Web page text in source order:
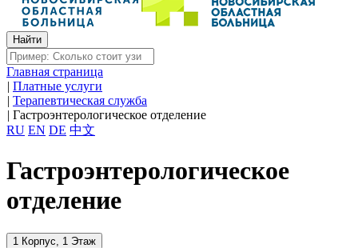
Главная страница
| Платные услуги
| Терапевтическая служба
| Гастроэнтерологическое отделение
RU EN DE 中文
Гастроэнтерологическое
отделение
1 Корпус, 1 Этаж